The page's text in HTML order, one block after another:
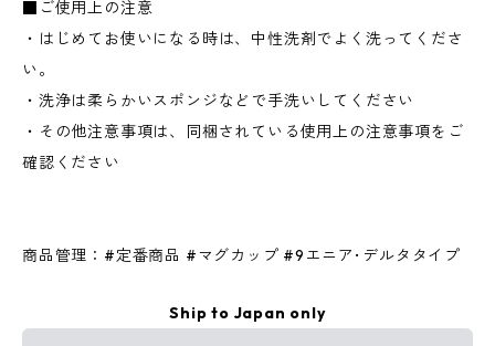
■ご使用上の注意
・はじめてお使いになる時は、中性洗剤でよく洗ってくださ
い。
・洗浄は柔らかいスポンジなどで手洗いしてください
・その他注意事項は、同梱されている使用上の注意事項をご
確認ください
商品管理：#定番商品 #マグカップ #9エニア･デルタタイプ
Ship to Japan only